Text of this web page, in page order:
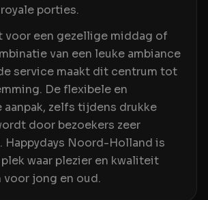
porties.
voor een gezellige middag of
van een leuke ambiance
service maakt dit centrum tot
De flexibele en
zelfs tijdens drukke
door bezoekers zeer
Happydays Noord-Holland is
waar plezier en kwaliteit
voor jong en oud.